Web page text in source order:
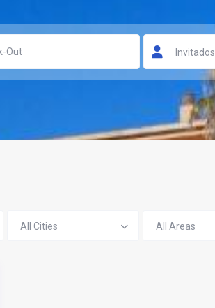
Invitados
All Cities All Areas